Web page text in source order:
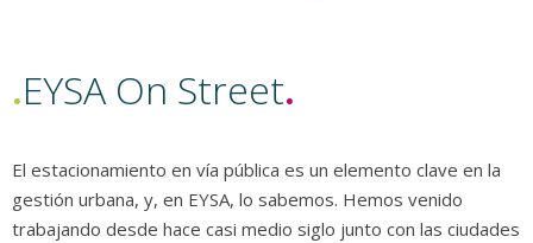
.EYSA On Street.
El estacionamiento en vía pública es un elemento clave en la
gestión urbana, y, en EYSA, lo sabemos. Hemos venido
trabajando desde hace casi medio siglo junto con las ciudades